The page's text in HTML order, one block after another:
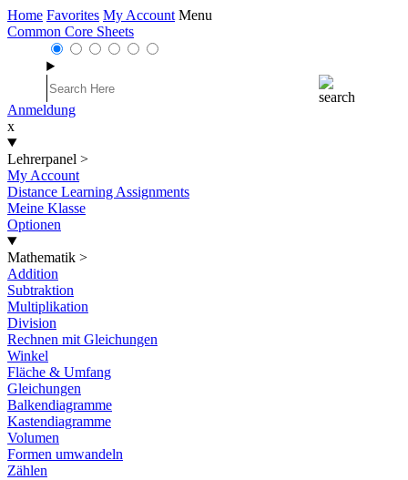
Home Favorites My Account Menu
Common Core Sheets
Anmeldung
x
Lehrerpanel >
My Account
Distance Learning Assignments
Meine Klasse
Optionen
Mathematik >
Addition
Subtraktion
Multiplikation
Division
Rechnen mit Gleichungen
Winkel
Fläche & Umfang
Gleichungen
Balkendiagramme
Kastendiagramme
Volumen
Formen umwandeln
Zählen